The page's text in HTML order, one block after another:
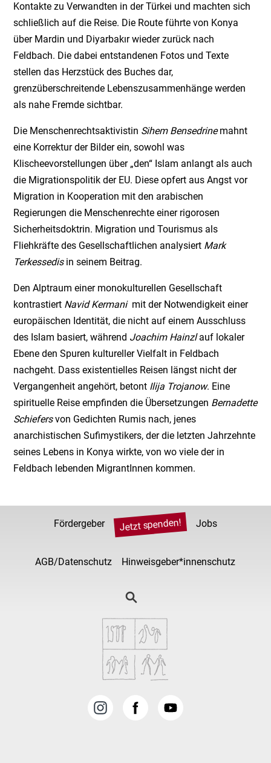
Kontakte zu Verwandten in der Türkei und machten sich
schließlich auf die Reise. Die Route führte von Konya
über Mardin und Diyarbakır wieder zurück nach
Feldbach. Die dabei entstandenen Fotos und Texte
stellen das Herzstück des Buches dar,
grenzüberschreitende Lebenszusammenhänge werden
als nahe Fremde sichtbar.
Die Menschenrechtsaktivistin Sihem Bensedrinemahnt
eine Korrektur der Bilder ein, sowohl was
Klischeevorstellungen über „den“ Islam anlangt als auch
die Migrationspolitik der EU. Diese opfert aus Angst vor
Migration in Kooperation mit den arabischen
Regierungen die Menschenrechte einer rigorosen
Sicherheitsdoktrin. Migration und Tourismus als
Fliehkräfte des Gesellschaftlichen analysiert Mark
Terkessedisin seinem Beitrag.
Den Alptraum einer monokulturellen Gesellschaft
kontrastiert Navid Kermanimit der Notwendigkeit einer
europäischen Identität, die nicht auf einem Ausschluss
des Islam basiert, während Joachim Hainzlauf lokaler
Ebene den Spuren kultureller Vielfalt in Feldbach
nachgeht. Dass existentielles Reisen längst nicht der
Vergangenheit angehört, betont Ilija Trojanow. Eine
spirituelle Reise empfinden die Übersetzungen Bernadette
Schiefersvon Gedichten Rumis nach, jenes
anarchistischen Sufimystikers, der die letzten Jahrzehnte
seines Lebens in Konya wirkte, von wo viele der in
Feldbach lebenden MigrantInnen kommen.
Fördergeber Jetzt spenden! Jobs
AGB/Datenschutz Hinweisgeber*innenschutz